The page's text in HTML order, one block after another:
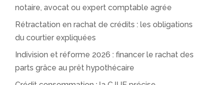
notaire, avocat ou expert comptable agrée
Rétractation en rachat de crédits : les obligations
du courtier expliquées
Indivision et réforme 2026 : financer le rachat des
parts grâce au prêt hypothécaire